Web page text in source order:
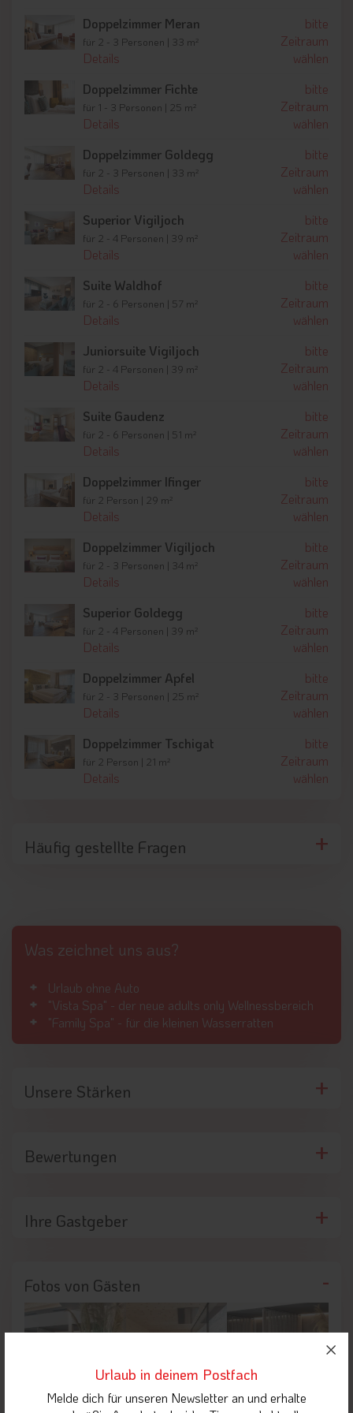
Doppelzimmer Meran
für 2 - 3 Personen | 33 m²
Details
bitte
Zeitraum
wählen
Doppelzimmer Fichte
für 1 - 3 Personen | 25 m²
Details
bitte
Zeitraum
wählen
Doppelzimmer Goldegg
für 2 - 3 Personen | 33 m²
Details
bitte
Zeitraum
wählen
Superior Vigiljoch
für 2 - 4 Personen | 39 m²
Details
bitte
Zeitraum
wählen
Suite Waldhof
für 2 - 6 Personen | 57 m²
Details
bitte
Zeitraum
wählen
Juniorsuite Vigiljoch
für 2 - 4 Personen | 39 m²
Details
bitte
Zeitraum
wählen
Suite Gaudenz
für 2 - 6 Personen | 51 m²
Details
bitte
Zeitraum
wählen
Doppelzimmer Ifinger
für 2 Person | 29 m²
Details
bitte
Zeitraum
wählen
Doppelzimmer Vigiljoch
für 2 - 3 Personen | 34 m²
Details
bitte
Zeitraum
wählen
Superior Goldegg
für 2 - 4 Personen | 39 m²
Details
bitte
Zeitraum
wählen
Doppelzimmer Apfel
für 2 - 3 Personen | 25 m²
Details
bitte
Zeitraum
wählen
Doppelzimmer Tschigat
für 2 Person | 21 m²
Details
bitte
Zeitraum
wählen
Häufig gestellte Fragen
Was zeichnet uns aus?
Urlaub ohne Auto
"Vista Spa" - der neue adults only Wellnessbereich
"Family Spa" - für die kleinen Wasserratten
Unsere Stärken
Bewertungen
Ihre Gastgeber
Fotos von Gästen
Urlaub in deinem Postfach
Melde dich für unseren Newsletter an und erhalte